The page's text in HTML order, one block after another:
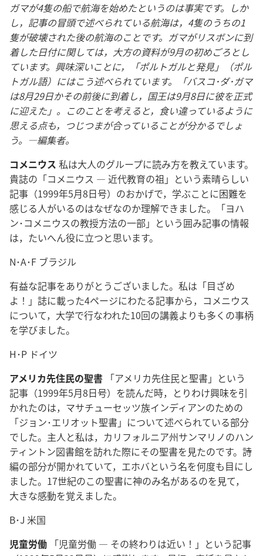
ガマが4隻の船で航海を始めたというのは事実です。しか
し，記事の冒頭で述べられている航海は，4隻のうちの1
隻が破壊された後の航海のことです。ガマがリスボンに到
着した日付に関しては，大方の資料が9月の初めごろとし
ています。興味深いことに，「ポルトガルと発見」（ポル
トガル語）にはこう述べられています。「バスコ･ダ･ガマ
は8月29日かその前後に到着し，国王は9月8日に彼を正式
に迎えた」。このことを考えると，食い違っているように
思える点も，つじつまが合っていることが分かるでしょ
う。―編集者。
コメニウス 私は大人のグループに読み方を教えています。
貴誌の「コメニウス ― 近代教育の祖」という素晴らしい
記事（1999年5月8日号）のおかげで，学ぶことに困難を
感じる人がいるのはなぜなのか理解できました。「ヨハ
ン･コメニウスの教授方法の一部」という囲み記事の情報
は，たいへん役に立つと思います。
N･A･F ブラジル
有益な記事をありがとうございました。私は「目ざめ
よ！」誌に載った4ページにわたる記事から，コメニウス
について，大学で行なわれた10回の講義よりも多くの事柄
を学びました。
H･P ドイツ
アメリカ先住民の聖書 「アメリカ先住民と聖書」という
記事（1999年5月8日号）を読んだ時，とりわけ興味を引
かれたのは，マサチューセッツ族インディアンのための
「ジョン･エリオット聖書」について述べられている部分
でした。主人と私は，カリフォルニア州サンマリノのハン
ティントン図書館を訪れた際にその聖書を見たのです。詩
編の部分が開かれていて，エホバという名を何度も目にし
ました。17世紀のこの聖書に神のみ名があるのを見て，
大きな感動を覚えました。
B･J 米国
児童労働 「児童労働 ― その終わりは近い！」という記事